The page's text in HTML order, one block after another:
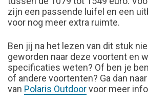
zijn een passende luifel en een
voor nog meer extra ruimte.
Ben jij na het lezen van dit stuk
geworden naar deze voortent en
specificaties weten? Of ben je
of andere voortenten? Ga dan
van Polaris Outdoorvoor meer